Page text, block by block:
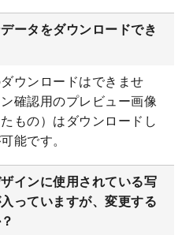
た。
講演会のチラシデザインテンプ
加しました。
・フィットネスクラブのチラ
ンプレート
ベルのデザインテンプレートを
ました。
洋長3、角2）のデザインテンプ
加しました。
ータをダウンロードでき
ウンロードはできませ
確認用のプレビュー画像
もの）はダウンロードし
能です。
インに使用されている写
っていますが、変更する